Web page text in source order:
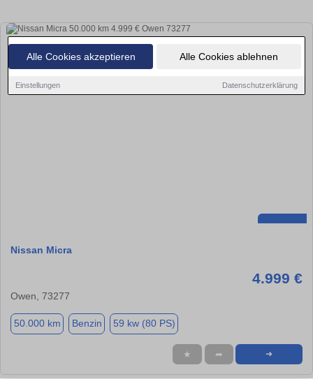
Alle Cookies akzeptieren Alle Cookies ablehnen
Einstellungen Datenschutzerklärung
Nissan Micra
4.999 €
Owen, 73277
50.000 km Benzin 59 kw (80 PS)
★ ➦ ➜